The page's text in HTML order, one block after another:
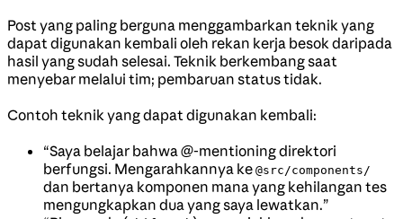
Post yang paling berguna menggambarkan teknik yang
dapat digunakan kembali oleh rekan kerja besok daripada
hasil yang sudah selesai. Teknik berkembang saat
menyebar melalui tim; pembaruan status tidak.
Contoh teknik yang dapat digunakan kembali:
“Saya belajar bahwa @-mentioning direktori
berfungsi. Mengarahkannya ke @src/components/
dan bertanya komponen mana yang kehilangan tes
mengungkapkan dua yang saya lewatkan.”